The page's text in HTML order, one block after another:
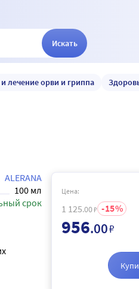
Искать
лечение орви и гриппа
ALERANA
100 мл
срок
Цена:
1 125.00₽ 15
956.00₽